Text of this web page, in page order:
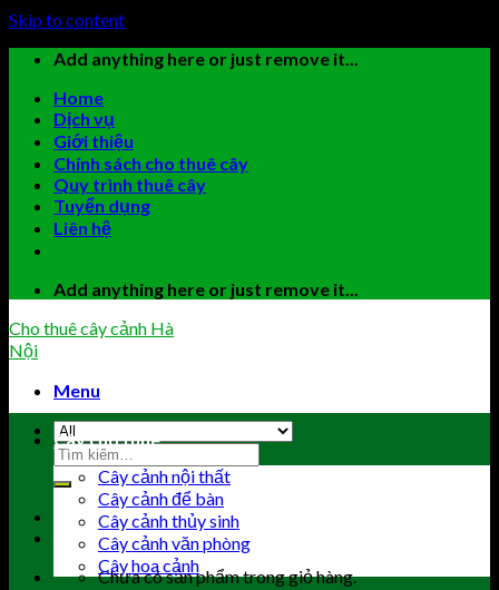
Skip to content
Add anything here or just remove it...
Home
Dịch vụ
Giới thiệu
Chính sách cho thuê cây
Quy trình thuê cây
Tuyển dụng
Liên hệ
Add anything here or just remove it...
Cho thuê cây cảnh Hà
Nội
Menu
Chưa có sản phẩm trong giỏ hàng.
Cây cho thuê
Cây cảnh nội thất
Cây cảnh để bàn
Cây cảnh thủy sinh
Cây cảnh văn phòng
Cây hoa cảnh